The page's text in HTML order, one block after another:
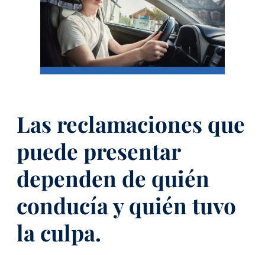
Las reclamaciones que
puede presentar
dependen de quién
conducía y quién tuvo
la culpa.